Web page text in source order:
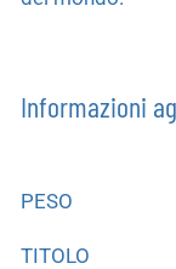
Informazioni
PESO
TITOLO